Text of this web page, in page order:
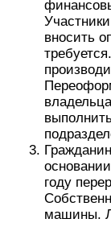
вносить
году
машины.